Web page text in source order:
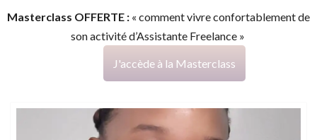
Masterclass OFFERTE : « comment vivre confortablement de
son activité d’Assistante Freelance »
J'accède à la Masterclass